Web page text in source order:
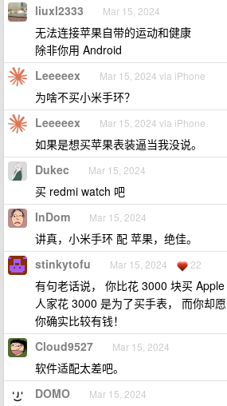
liuxl2333 Mar 15, 2024
无法连接苹果自带的运动和健康
除非你用 Android
Leeeeex Mar 15, 2024 via iPhone
为啥不买小米手环？
Leeeeex Mar 15, 2024 via iPhone
如果是想买苹果表装逼当我没说。
Dukec Mar 15, 2024
买 redmi watch 吧
InDom Mar 15, 2024
讲真，小米手环 配 苹果，绝佳。
stinkytofu Mar 15, 2024 22
有句老话说， 你比花 3000 块买
人家花 3000 是为了买手表， 而你却
你确实比较有钱！
Cloud9527 Mar 15, 2024
软件适配太差吧。
DOMO Mar 15, 2024